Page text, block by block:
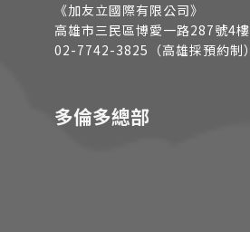
《加友立國際有限公司》
高雄市三民區博愛一路287號4樓
02-7742-3825（高雄採預約制）
多倫多總部